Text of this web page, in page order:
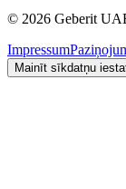
© 2026 Geberit
Impressum
Mainīt sīkdatņu